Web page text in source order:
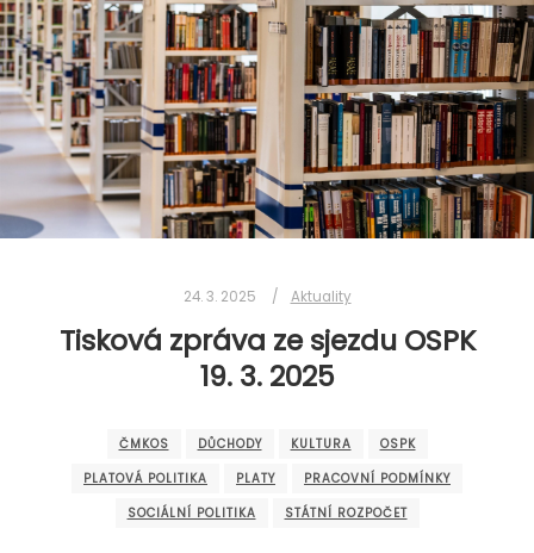
24. 3. 2025 Aktuality
Tisková zpráva ze sjezdu OSPK
19. 3. 2025
ČMKOS DŮCHODY KULTURA
OSPK
PLATOVÁ POLITIKA
PLATY
PRACOVNÍ PODMÍNKY
SOCIÁLNÍ POLITIKA
STÁTNÍ ROZPOČET